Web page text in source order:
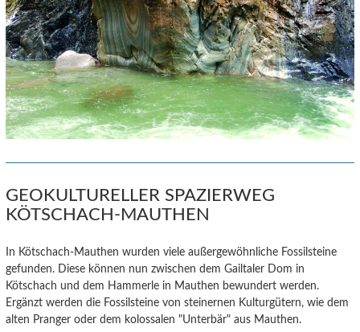
GEOKULTURELLER SPAZIERWEG
KÖTSCHACH-MAUTHEN
In Kötschach-Mauthen wurden viele außergewöhnliche Fossilsteine
gefunden. Diese können nun zwischen dem Gailtaler Dom in
Kötschach und dem Hammerle in Mauthen bewundert werden.
Ergänzt werden die Fossilsteine von steinernen Kulturgütern, wie dem
alten Pranger oder dem kolossalen "Unterbär" aus Mauthen.